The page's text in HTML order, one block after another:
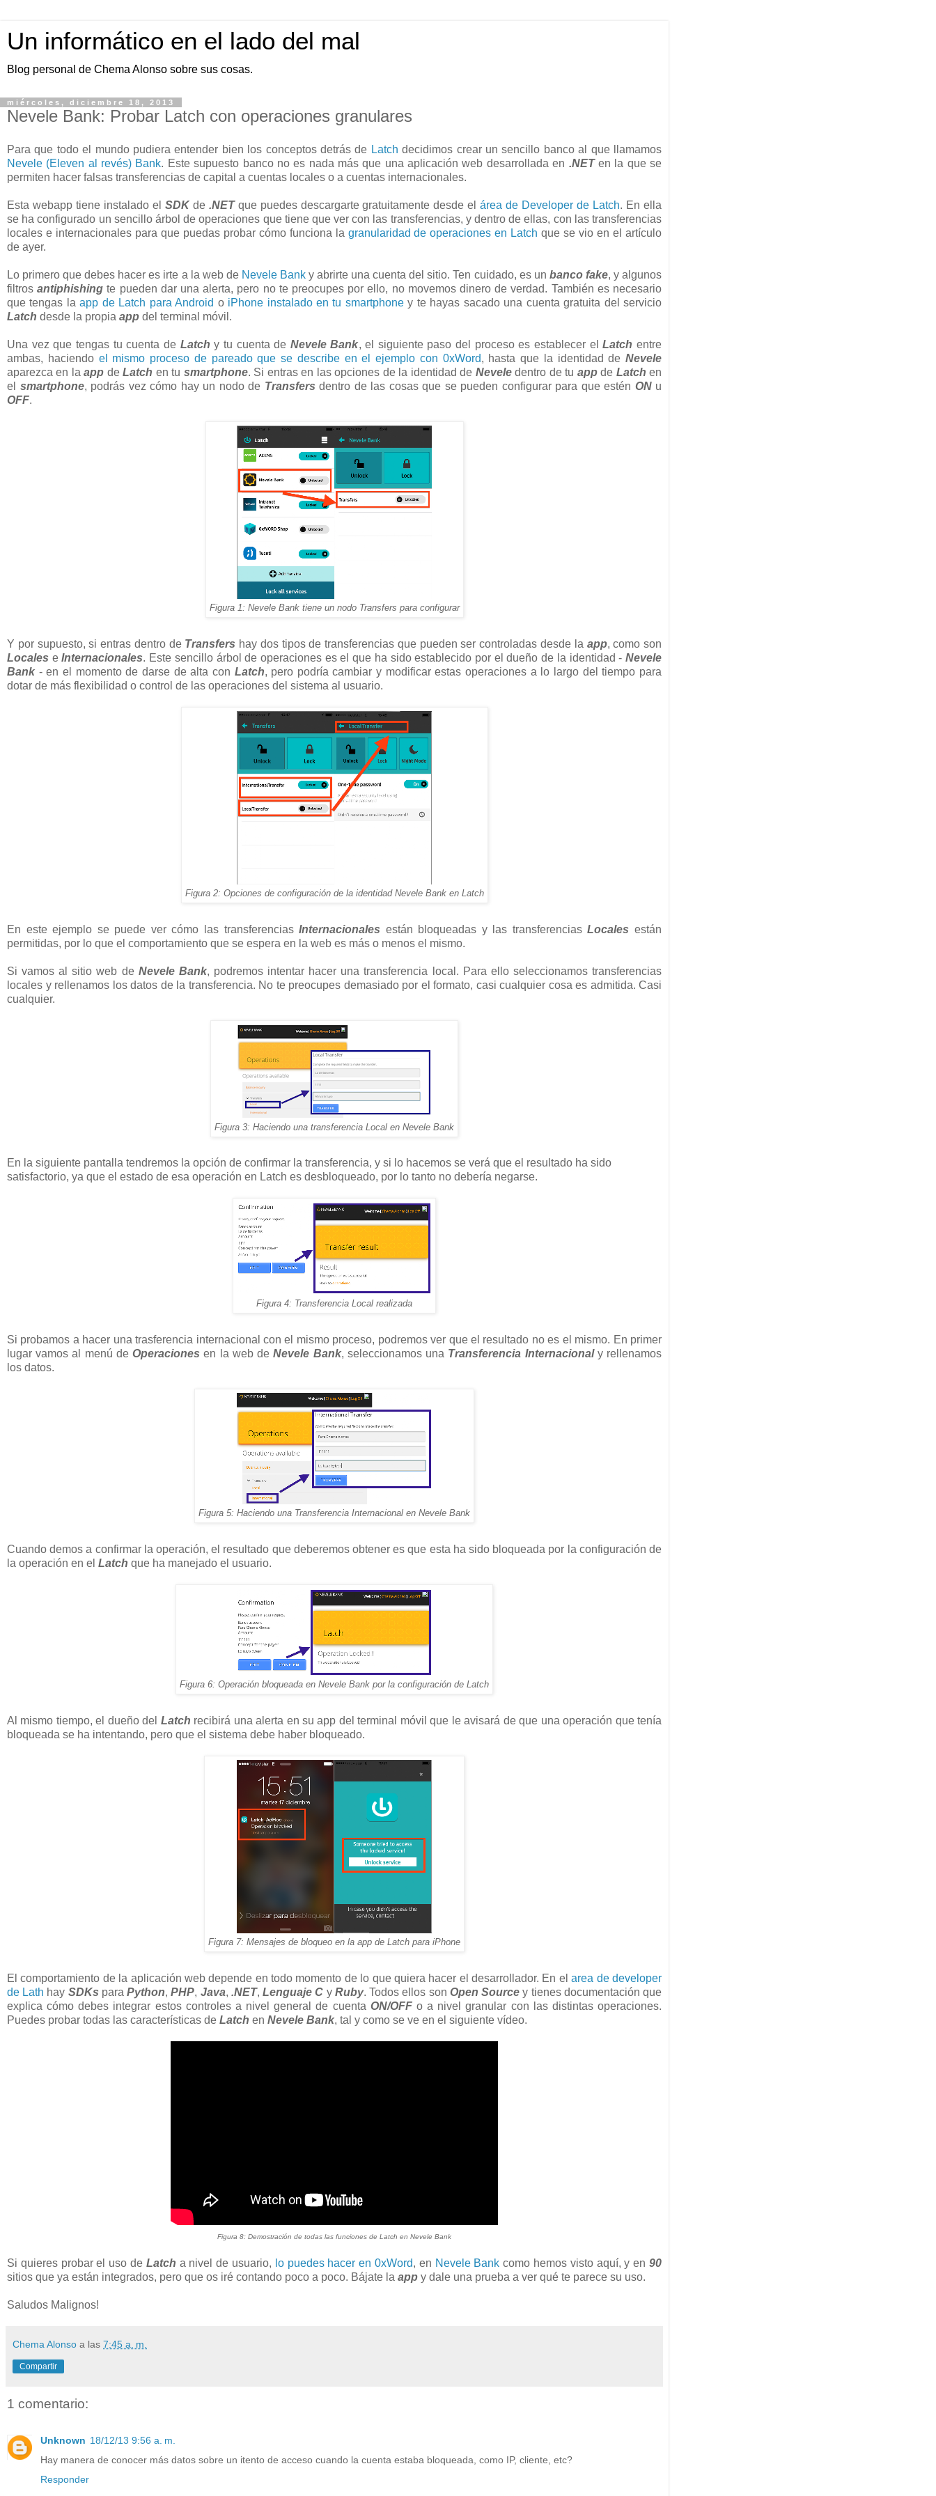
Un informático en el lado del mal
Blog personal de Chema Alonso sobre sus cosas.
miércoles, diciembre 18, 2013
Nevele Bank: Probar Latch con operaciones granulares
Para que todo el mundo pudiera entender bien los conceptos detrás de Latch decidimos crear un sencillo banco al que llamamos
Nevele (Eleven al revés) Bank. Este supuesto banco no es nada más que una aplicación web desarrollada en .NETen la que se
permiten hacer falsas transferencias de capital a cuentas locales o a cuentas internacionales.
Esta webapp tiene instalado el SDKde .NETque puedes descargarte gratuitamente desde elárea de Developer de Latch. En ella
se ha configurado un sencillo árbol de operaciones que tiene que ver con las transferencias, y dentro de ellas, con las transferencias
locales e internacionales para que puedas probar cómo funciona la granularidad de operaciones en Latch que se vio en el artículo
de ayer.
Lo primero que debes hacer es irte a la web de Nevele Banky abrirte una cuenta del sitio. Ten cuidado, es un banco fake, y algunos
filtrosantiphishing te pueden dar una alerta, pero no te preocupes por ello, no movemos dinero de verdad. También es necesario
que tengas laapp de Latch para Android o iPhone instalado en tu smartphoney te hayas sacado una cuenta gratuita del servicio
Latch desde la propia app del terminal móvil.
Una vez que tengas tu cuenta de Latch y tu cuenta de Nevele Bank, el siguiente paso del proceso es establecer elLatch entre
ambas, haciendo el mismo proceso de pareado que se describe en el ejemplo con 0xWord, hasta que la identidad de Nevele
aparezca en laapp deLatch en tu smartphone. Si entras en las opciones de la identidad de Neveledentro de tu appde Latch en
el smartphone, podrás vez cómo hay un nodo de Transfers dentro de las cosas que se pueden configurar para que estén ONu
OFF.
Figura 1: Nevele Bank tiene un nodo Transfers para configurar
Y por supuesto, si entras dentro de Transfers hay dos tipos de transferencias que pueden ser controladas desde la app, como son
Locales eInternacionales. Este sencillo árbol de operaciones es el que ha sido establecido por el dueño de la identidad -Nevele
Bank - en el momento de darse de alta con Latch, pero podría cambiar y modificar estas operaciones a lo largo del tiempo para
dotar de más flexibilidad o control de las operaciones del sistema al usuario.
Figura 2: Opciones de configuración de la identidad Nevele Bank en Latch
En este ejemplo se puede ver cómo las transferenciasInternacionales están bloqueadas y las transferenciasLocales están
permitidas, por lo que el comportamiento que se espera en la web es más o menos el mismo.
Si vamos al sitio web de Nevele Bank, podremos intentar hacer una transferencia local. Para ello seleccionamos transferencias
locales y rellenamos los datos de la transferencia. No te preocupes demasiado por el formato, casi cualquier cosa es admitida. Casi
cualquier.
Figura 3: Haciendo una transferencia Local en Nevele Bank
En la siguiente pantalla tendremos la opción de confirmar la transferencia, y si lo hacemos se verá que el resultado ha sido
satisfactorio, ya que el estado de esa operación en Latch es desbloqueado, por lo tanto no debería negarse.
Figura 4: Transferencia Local realizada
Si probamos a hacer una trasferencia internacional con el mismo proceso, podremos ver que el resultado no es el mismo. En primer
lugar vamos al menú deOperaciones en la web deNevele Bank, seleccionamos una Transferencia Internacionaly rellenamos
los datos.
Figura 5: Haciendo una Transferencia Internacional en Nevele Bank
Cuando demos a confirmar la operación, el resultado que deberemos obtener es que esta ha sido bloqueada por la configuración de
la operación en el Latch que ha manejado el usuario.
Figura 6: Operación bloqueada en Nevele Bank por la configuración de Latch
Al mismo tiempo, el dueño del Latch recibirá una alerta en su app del terminal móvil que le avisará de que una operación que tenía
bloqueada se ha intentando, pero que el sistema debe haber bloqueado.
Figura 7: Mensajes de bloqueo en la app de Latch para iPhone
El comportamiento de la aplicación web depende en todo momento de lo que quiera hacer el desarrollador. En elarea de developer
de Lath hay SDKs paraPython,PHP, Java, .NET,Lenguaje C y Ruby. Todos ellos son Open Source y tienes documentación que
explica cómo debes integrar estos controles a nivel general de cuenta ON/OFFo a nivel granular con las distintas operaciones.
Puedes probar todas las características de Latch en Nevele Bank, tal y como se ve en el siguiente vídeo.
Figura 8: Demostración de todas las funciones de Latch en Nevele Bank
Si quieres probar el uso de Latch a nivel de usuario, lo puedes hacer en 0xWord, en Nevele Bank como hemos visto aquí, y en90
sitios que ya están integrados, pero que os iré contando poco a poco. Bájate la app y dale una prueba a ver qué te parece su uso.
Saludos Malignos!
Chema Alonso a las 7:45 a. m.
Compartir
1 comentario:
Unknown 18/12/13 9:56 a. m.
Hay manera de conocer más datos sobre un itento de acceso cuando la cuenta estaba bloqueada, como IP, cliente, etc?
Responder